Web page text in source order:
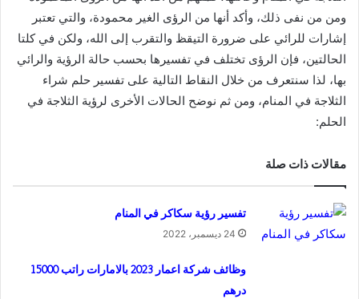
ومن من نفى ذلك، وأكد أنها من الرؤى الغير محمودة، والتي تعتبر
إشارات للرائي على ضرورة التيقظ والتقرب إلى الله، ولكن في كلتا
الحالتين، فإن الرؤى تختلف في تفسيرها بحسب حالة الرؤية والرائي
بها، لذا سنتعرف من خلال النقاط التالية على تفسير حلم شراء
الثلاجة في المنام، ومن ثم نوضح الحالات الأخرى لرؤية الثلاجة في
الحلم:
مقالات ذات صلة
تفسير رؤية سكاكر في المنام
24 ديسمبر، 2022
وظائف شركة اعمار 2023 بالامارات راتب 15000
درهم